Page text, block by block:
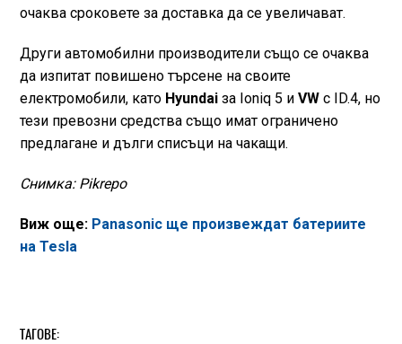
очаква сроковете за доставка да се увеличават.
Други автомобилни производители също се очаква
да изпитат повишено търсене на своите
електромобили, като Hyundaiза Ioniq 5 и VWс ID.4, но
тези превозни средства също имат ограничено
предлагане и дълги списъци на чакащи.
Снимка: Pikrepo
Виж още: Panasonic ще произвeждат батериите
на Tesla
ТАГОВЕ: